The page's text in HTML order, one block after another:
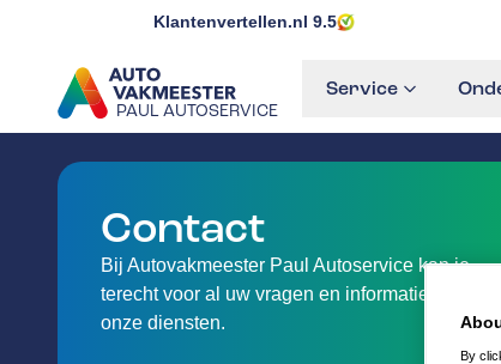
Klantenvertellen.nl 9.5
PAUL AUTOSERVICE
GA NAAR DE HOMEPAGINA
Service
Contact
Bij Autovakmeester Paul Autoservice kan je
terecht voor al uw vragen en informatie over
onze diensten.
By